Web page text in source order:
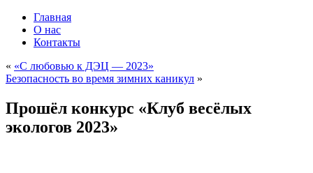
Главная
О нас
Контакты
« «С любовью к ДЭЦ — 2023»
Безопасность во время зимних каникул »
Прошёл конкурс «Клуб весёлых
экологов 2023»